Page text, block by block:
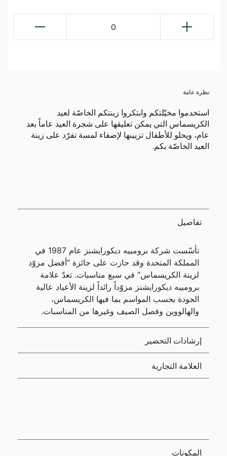
0
نظرة عامة
استخدموا مخيّلتكم وابتكروا زينتكم الخاصّة لعيد
الكريسماس التي يمكن تعليقها على شجرة العيد عاماً بعد
عام، ويحلو للأطفال تزيينها لإضفاء لمسة تفرّد على زينة
العيد الخاصّة بكم.
تفاصيل
تأسّست شركة برومييه ديكورايشنز عام 1987 في
المملكة المتحدة وقد حازت على جائزة "أفضل مزوّد
لزينة الكريسماس" في سبع مناسبات. تعدّ علامة
برومييه ديكورايشنز مزوّداً رائداً لزينة الأعياد عالية
الجودة بحسب المواسم بما فيها الكريسماس،
والهالووين وفصل الصيف وغيرها من المناسبات.
إرشادات التحضير
العلامة التجارية
المكونات